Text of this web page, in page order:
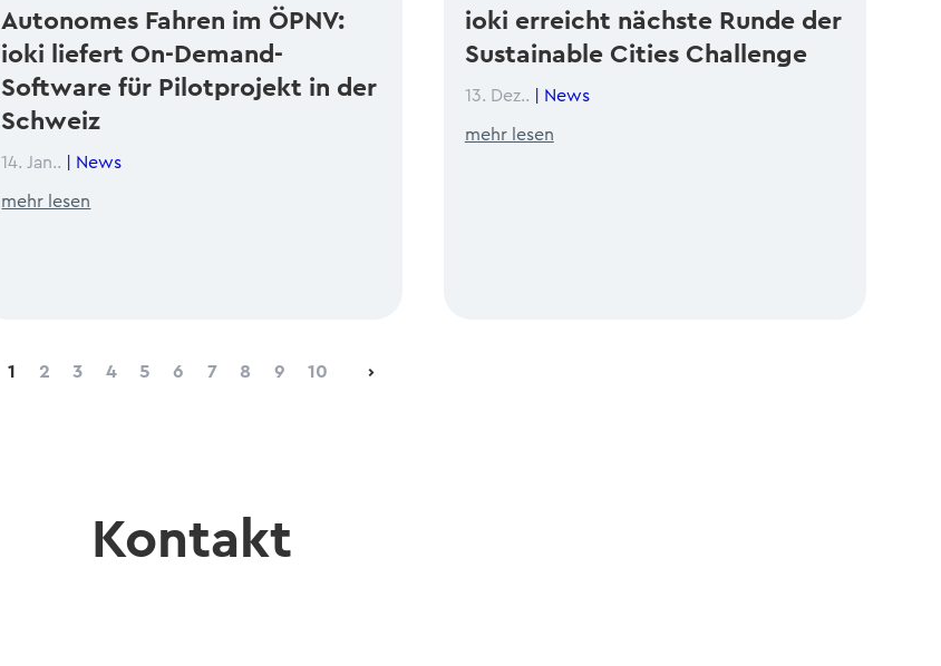
Autonomes Fahren im ÖPNV:
ioki liefert On-Demand-
Software für Pilotprojekt in der
Schweiz
14. Jan.. News
mehr lesen
ioki erreicht nächste Runde der
Sustainable Cities Challenge
13. Dez.. News
mehr lesen
1 2 3 4 5 6 7 8 9 10 ›
Kontakt